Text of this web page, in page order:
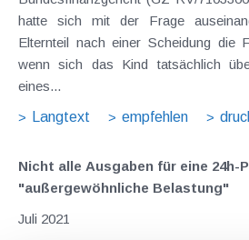
hatte sich mit der Frage
Elternteil nach einer Scheidung die
wenn sich das Kind tatsächlich
eines...
Langtext
empfehlen
Nicht alle Ausgaben für eine 24h-
"außergewöhnliche Belastung"
Juli 2021